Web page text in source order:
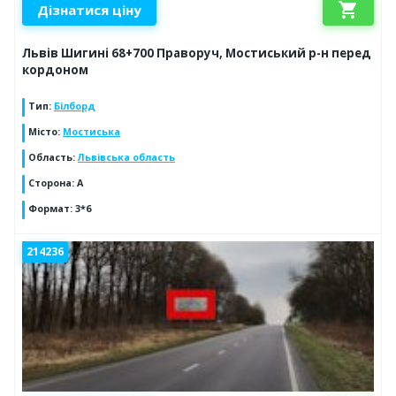
Дізнатися ціну shopping_cart
Львів Шигині 68+700 Праворуч, Мостиський р-н перед
кордоном
Тип: Білборд
Місто: Мостиська
Область:Львівська область
Сторона: А
Формат: 3*6
214236